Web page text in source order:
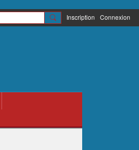
Inscription Connexion